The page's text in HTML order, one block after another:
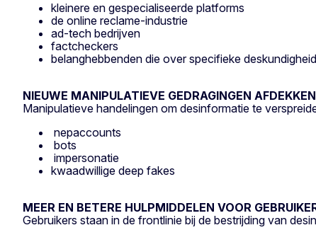
kleinere en gespecialiseerde platforms
de online reclame-industrie
ad-tech bedrijven
factcheckers
belanghebbenden die over specifieke
NIEUWE MANIPULATIEVE GEDRAGINGEN AFDEKKEN
Manipulatieve handelingen om desinformatie te
nepaccounts
bots
impersonatie
kwaadwillige deep fakes
MEER EN BETERE HULPMIDDELEN VOOR
Gebruikers staan in de frontlinie bij de bestrijding van